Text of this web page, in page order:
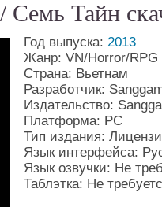
Семь Тайн
Год выпуска: 2013
Жанр: VN/Horror/RPG
Страна: Вьетнам
Разработчик:
Издательство:
Платформа: PC
Тип издания:
Язык интерфейса:
Язык озвучки: Не
Таблэтка: Не